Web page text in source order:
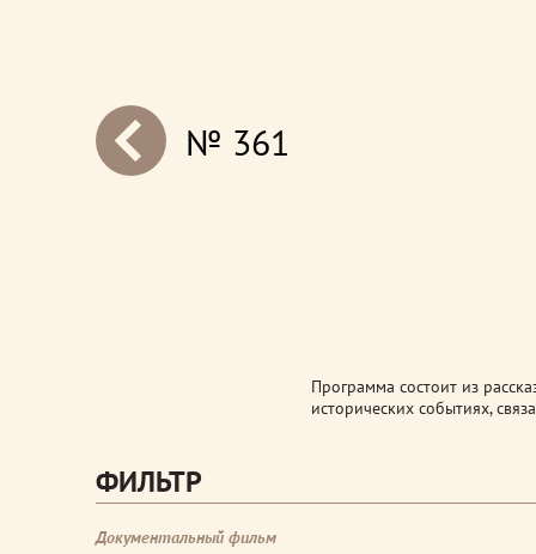
next№ 361
Программа состоит из
исторических событиях,
ФИЛЬТР
Документальный фильм